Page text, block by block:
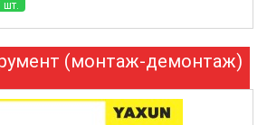
шт.
(монтаж-демонтаж)